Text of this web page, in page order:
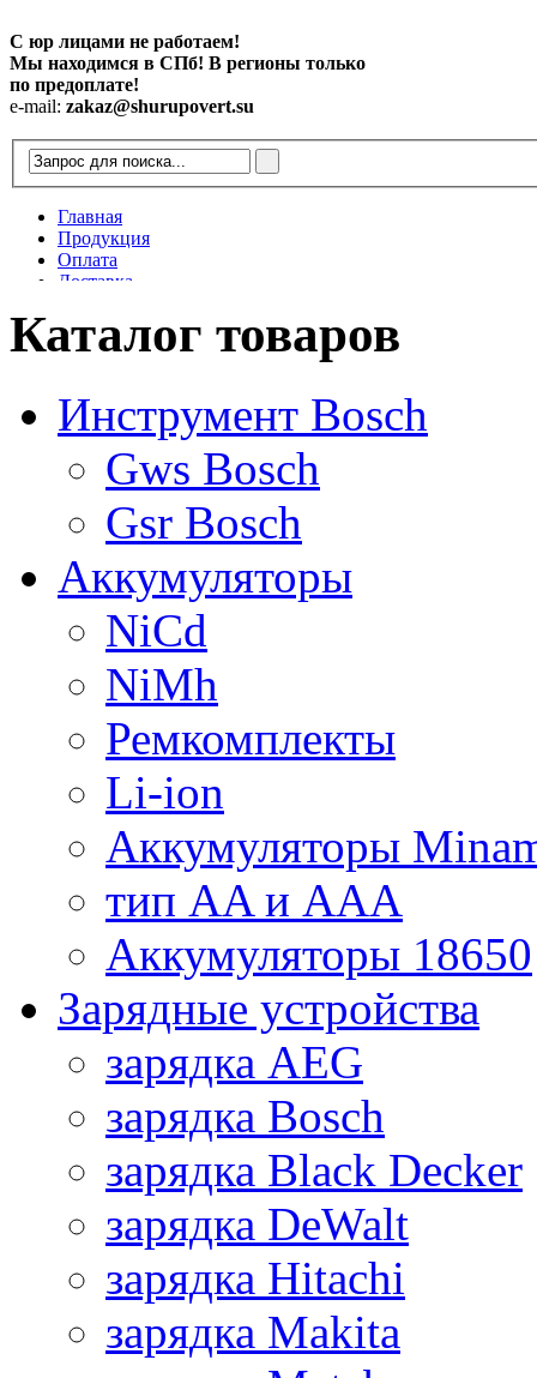
С юр лицами не работаем!
Мы находимся в СПб! В регионы только
по предоплате!
e-mail: zakaz@shurupovert.su
Главная
Продукция
Оплата
Доставка
Статьи
Каталог товаров
Инструмент Bosch
Gws Bosch
Gsr Bosch
Аккумуляторы
NiCd
NiMh
Ремкомплекты
Li-ion
Аккумуляторы
тип AA и AAA
Аккумуляторы 18650
Зарядные устройства
зарядка AEG
зарядка Bosch
зарядка Black Decker
зарядка DeWalt
зарядка Hitachi
зарядка Makita